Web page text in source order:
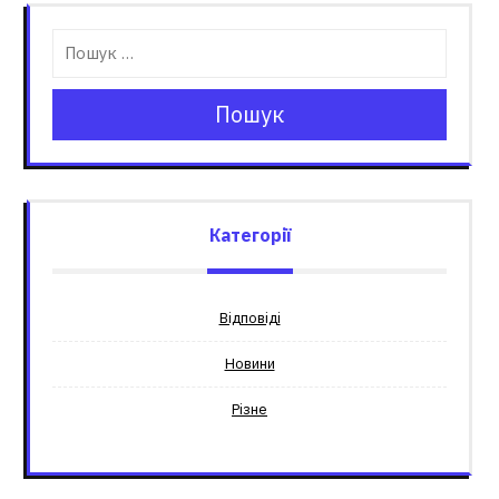
Пошук
Категорії
Відповіді
Новини
Різне